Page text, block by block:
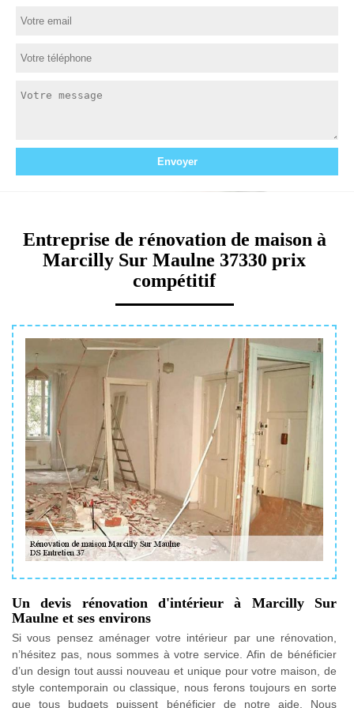
Entreprise de rénovation de maison à
Marcilly Sur Maulne 37330 prix
compétitif
Un devis rénovation d'intérieur à Marcilly Sur
Maulne et ses environs
Si vous pensez aménager votre intérieur par une rénovation,
n’hésitez pas, nous sommes à votre service. Afin de bénéficier
d’un design tout aussi nouveau et unique pour votre maison, de
style contemporain ou classique, nous ferons toujours en sorte
que tous budgets puissent bénéficier de notre aide. Nous